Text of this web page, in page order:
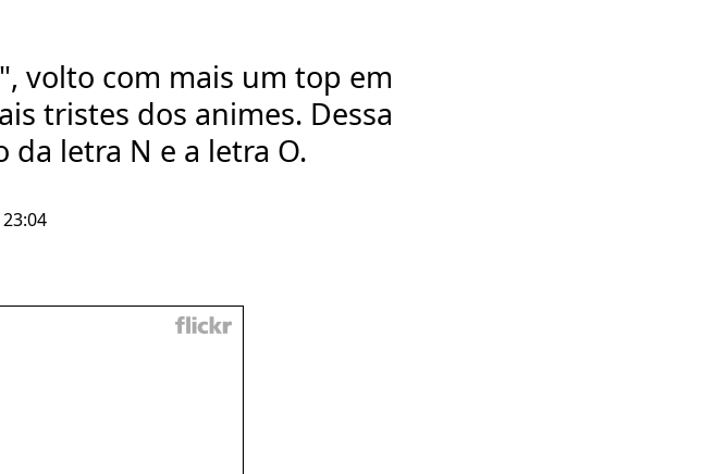
volto com mais um top em
tristes dos animes. Dessa
da letra N e a letra O.